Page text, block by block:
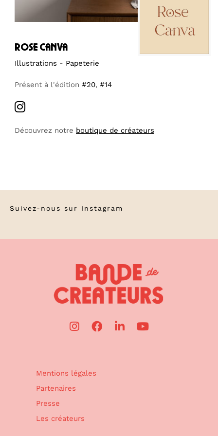
rose canva
Illustrations - Papeterie
Présent à l'édition #20, #14
Découvrez notre boutique de créateurs
Suivez-nous sur Instagram
Mentions légales
Partenaires
Presse
Les créateurs